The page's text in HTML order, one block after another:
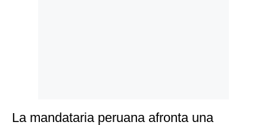
La mandataria peruana afronta una